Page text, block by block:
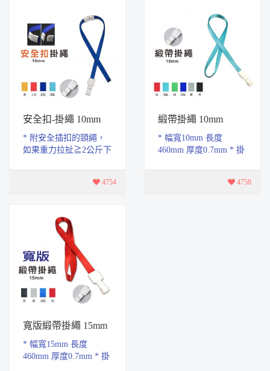
安全扣-掛繩 10mm
* 附安全插扣的頸繩，
如果重力拉扯≧2公斤下
子窒息的危險。 * ... 4754
緞帶掛繩 10mm
* 幅寬10mm 長度
460mm 厚度0.7mm * 掛
常配戴不起毛球，提升4758
寬版緞帶掛繩 15mm
* 幅寬15mm 長度
460mm 厚度0.7mm * 掛